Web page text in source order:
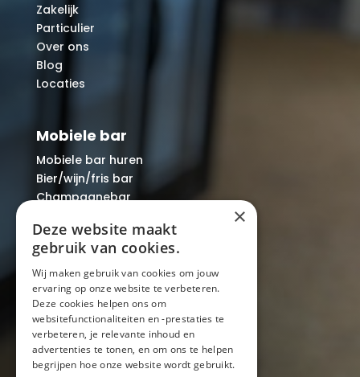
Zakelijk
Particulier
Over ons
Blog
Locaties
Mobiele bar
Mobiele bar huren
Bier/wijn/fris bar
Champagnebar
Aperol spritz bar
Arrangementen
Lunch
Borrel met hapjes
BBQ
×
Deze website maakt
gebruik van cookies.
Wij maken gebruik van cookies om jouw
ervaring op onze website te verbeteren.
Deze cookies helpen ons om
websitefunctionaliteiten en -prestaties te
verbeteren, je relevante inhoud en
advertenties te tonen, en om ons te helpen
begrijpen hoe onze website wordt gebruikt.